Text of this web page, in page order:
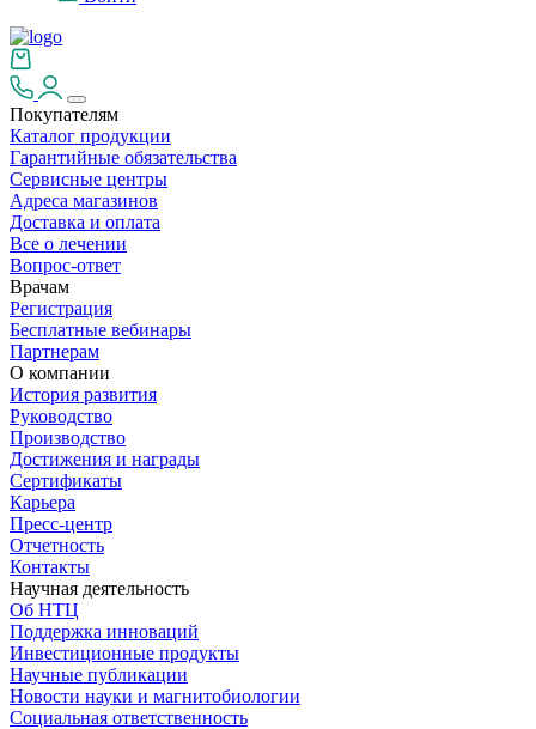
Покупателям
Каталог продукции
Гарантийные обязательства
Сервисные центры
Адреса магазинов
Доставка и оплата
Все о лечении
Вопрос-ответ
Врачам
Регистрация
Бесплатные вебинары
Партнерам
О компании
История развития
Руководство
Производство
Достижения и награды
Сертификаты
Карьера
Пресс-центр
Отчетность
Контакты
Научная деятельность
Об НТЦ
Поддержка инноваций
Инвестиционные продукты
Научные публикации
Новости науки и магнитобиологии
Социальная ответственность